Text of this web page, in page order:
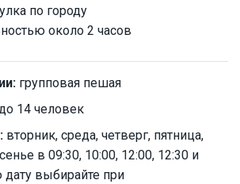
по городу
около 2 часов
групповая пешая
14 человек
вторник, среда, четверг, пятница,
в 09:30, 10:00, 12:00, 12:30 и
выбирайте при